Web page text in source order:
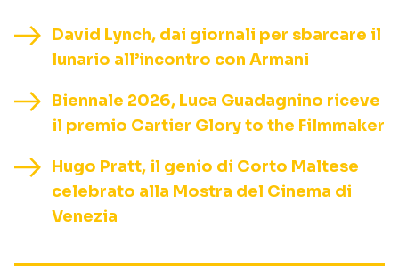
David Lynch, dai giornali per sbarcare il
lunario all’incontro con Armani
Biennale 2026, Luca Guadagnino riceve
il premio Cartier Glory to the Filmmaker
Hugo Pratt, il genio di Corto Maltese
celebrato alla Mostra del Cinema di
Venezia